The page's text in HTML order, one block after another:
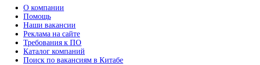
О компании
Помощь
Наши вакансии
Реклама на сайте
Требования к ПО
Каталог компаний
Поиск по вакансиям в Китабе